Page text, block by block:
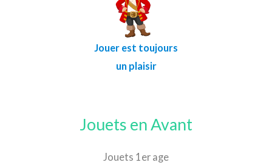
Jouer est toujours
un plaisir
Jouets en Avant
Jouets 1er age